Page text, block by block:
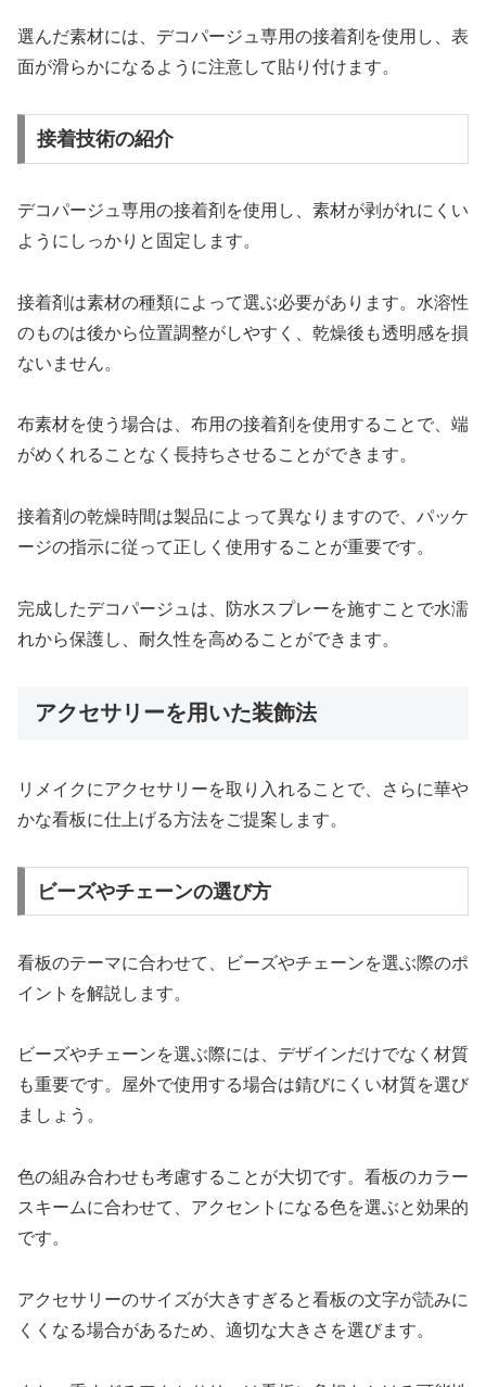
選んだ素材には、デコパージュ専用の接着剤を使用し、表
面が滑らかになるように注意して貼り付けます。
接着技術の紹介
デコパージュ専用の接着剤を使用し、素材が剥がれにくい
ようにしっかりと固定します。
接着剤は素材の種類によって選ぶ必要があります。水溶性
のものは後から位置調整がしやすく、乾燥後も透明感を損
ないません。
布素材を使う場合は、布用の接着剤を使用することで、端
がめくれることなく長持ちさせることができます。
接着剤の乾燥時間は製品によって異なりますので、パッケ
ージの指示に従って正しく使用することが重要です。
完成したデコパージュは、防水スプレーを施すことで水濡
れから保護し、耐久性を高めることができます。
アクセサリーを用いた装飾法
リメイクにアクセサリーを取り入れることで、さらに華や
かな看板に仕上げる方法をご提案します。
ビーズやチェーンの選び方
看板のテーマに合わせて、ビーズやチェーンを選ぶ際のポ
イントを解説します。
ビーズやチェーンを選ぶ際には、デザインだけでなく材質
も重要です。屋外で使用する場合は錆びにくい材質を選び
ましょう。
色の組み合わせも考慮することが大切です。看板のカラー
スキームに合わせて、アクセントになる色を選ぶと効果的
です。
アクセサリーのサイズが大きすぎると看板の文字が読みに
くくなる場合があるため、適切な大きさを選びます。